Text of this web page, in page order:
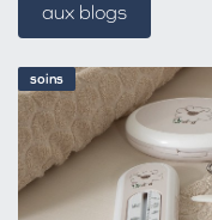
soins
aux blogs